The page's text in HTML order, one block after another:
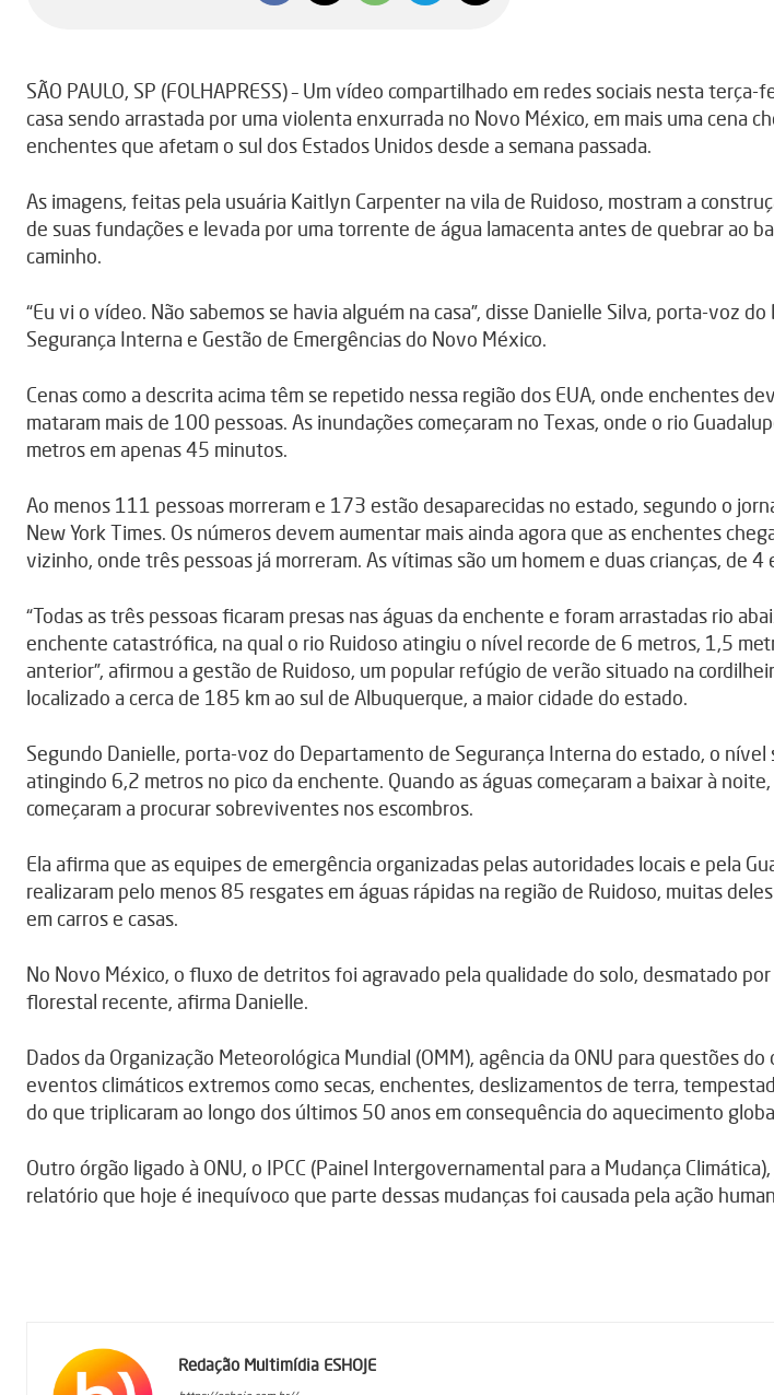
SÃO PAULO, SP (FOLHAPRESS) – Um vídeo compartilhado em redes sociais nesta terça-
casa sendo arrastada por uma violenta enxurrada no Novo México, em mais uma cena
enchentes que afetam o sul dos Estados Unidos desde a semana passada.
As imagens, feitas pela usuária Kaitlyn Carpenter na vila de Ruidoso, mostram a
de suas fundações e levada por uma torrente de água lamacenta antes de quebrar ao
caminho.
“Eu vi o vídeo. Não sabemos se havia alguém na casa”, disse Danielle Silva, porta-voz
Segurança Interna e Gestão de Emergências do Novo México.
Cenas como a descrita acima têm se repetido nessa região dos EUA, onde enchentes
mataram mais de 100 pessoas. As inundações começaram no Texas, onde o rio
metros em apenas 45 minutos.
Ao menos 111 pessoas morreram e 173 estão desaparecidas no estado, segundo o
New York Times. Os números devem aumentar mais ainda agora que as enchentes
vizinho, onde três pessoas já morreram. As vítimas são um homem e duas crianças, de 4
“Todas as três pessoas ficaram presas nas águas da enchente e foram arrastadas rio
enchente catastrófica, na qual o rio Ruidoso atingiu o nível recorde de 6 metros, 1,5
anterior”, afirmou a gestão de Ruidoso, um popular refúgio de verão situado na
localizado a cerca de 185 km ao sul de Albuquerque, a maior cidade do estado.
Segundo Danielle, porta-voz do Departamento de Segurança Interna do estado, o nível
atingindo 6,2 metros no pico da enchente. Quando as águas começaram a baixar à
começaram a procurar sobreviventes nos escombros.
Ela afirma que as equipes de emergência organizadas pelas autoridades locais e pela
realizaram pelo menos 85 resgates em águas rápidas na região de Ruidoso, muitas
em carros e casas.
No Novo México, o fluxo de detritos foi agravado pela qualidade do solo, desmatado
florestal recente, afirma Danielle.
Dados da Organização Meteorológica Mundial (OMM), agência da ONU para questões do
eventos climáticos extremos como secas, enchentes, deslizamentos de terra,
do que triplicaram ao longo dos últimos 50 anos em consequência do aquecimento
Outro órgão ligado à ONU, o IPCC (Painel Intergovernamental para a Mudança
relatório que hoje é inequívoco que parte dessas mudanças foi causada pela ação
Redação Multimídia ESHOJE